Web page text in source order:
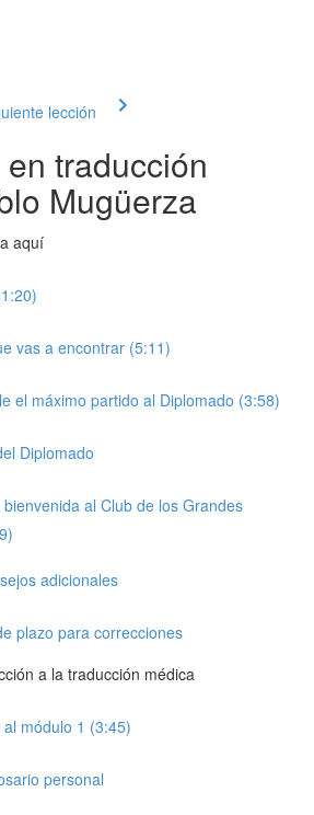
lección
traducción
Mugüerza
aquí
vas a encontrar (5:11)
el máximo partido al Diplomado (3:58)
Diplomado
al Club de los Grandes
adicionales
plazo para correcciones
a la traducción médica
módulo 1 (3:45)
personal